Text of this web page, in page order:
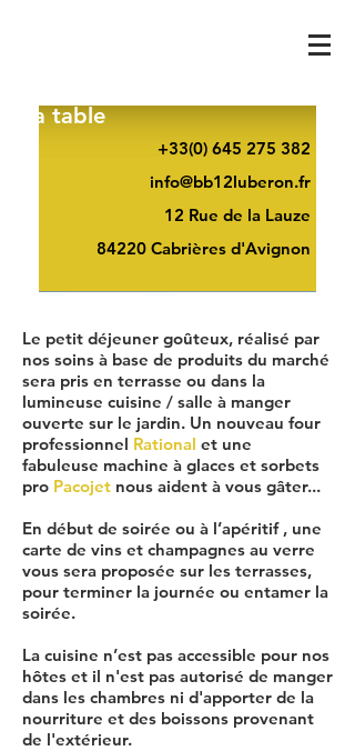
La table
+33(0) 645 275 382
info@bb12luberon.fr
12 Rue de la Lauze
84220 Cabrières d'Avignon
Le petit déjeuner goûteux, réalisé par
nos soins à base de produits du marché
sera pris en terrasse ou dans la
lumineuse cuisine / salle à manger
ouverte sur le jardin. Un nouveau four
professionnel Rational et une
fabuleuse machine à glaces et sorbets
pro Pacojet nous aident à vous gâter...
En début de soirée ou à l’apéritif , une
carte de vins et champagnes au verre
vous sera proposée sur les terrasses,
pour terminer la journée ou entamer la
soirée.
La cuisine n’est pas accessible pour nos
hôtes et il n'est pas autorisé de manger
dans les chambres ni d'apporter de la
nourriture et des boissons provenant
de l'extérieur.